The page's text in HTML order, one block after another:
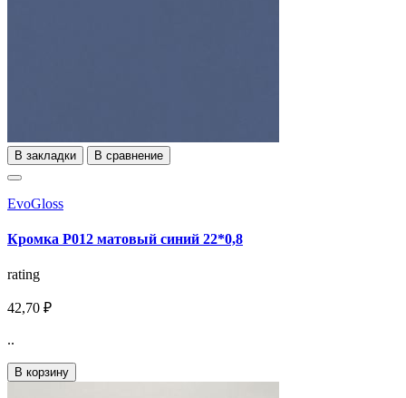
В закладки В сравнение
EvoGloss
Кромка P012 матовый синий 22*0,8
rating
42,70 ₽
..
В корзину